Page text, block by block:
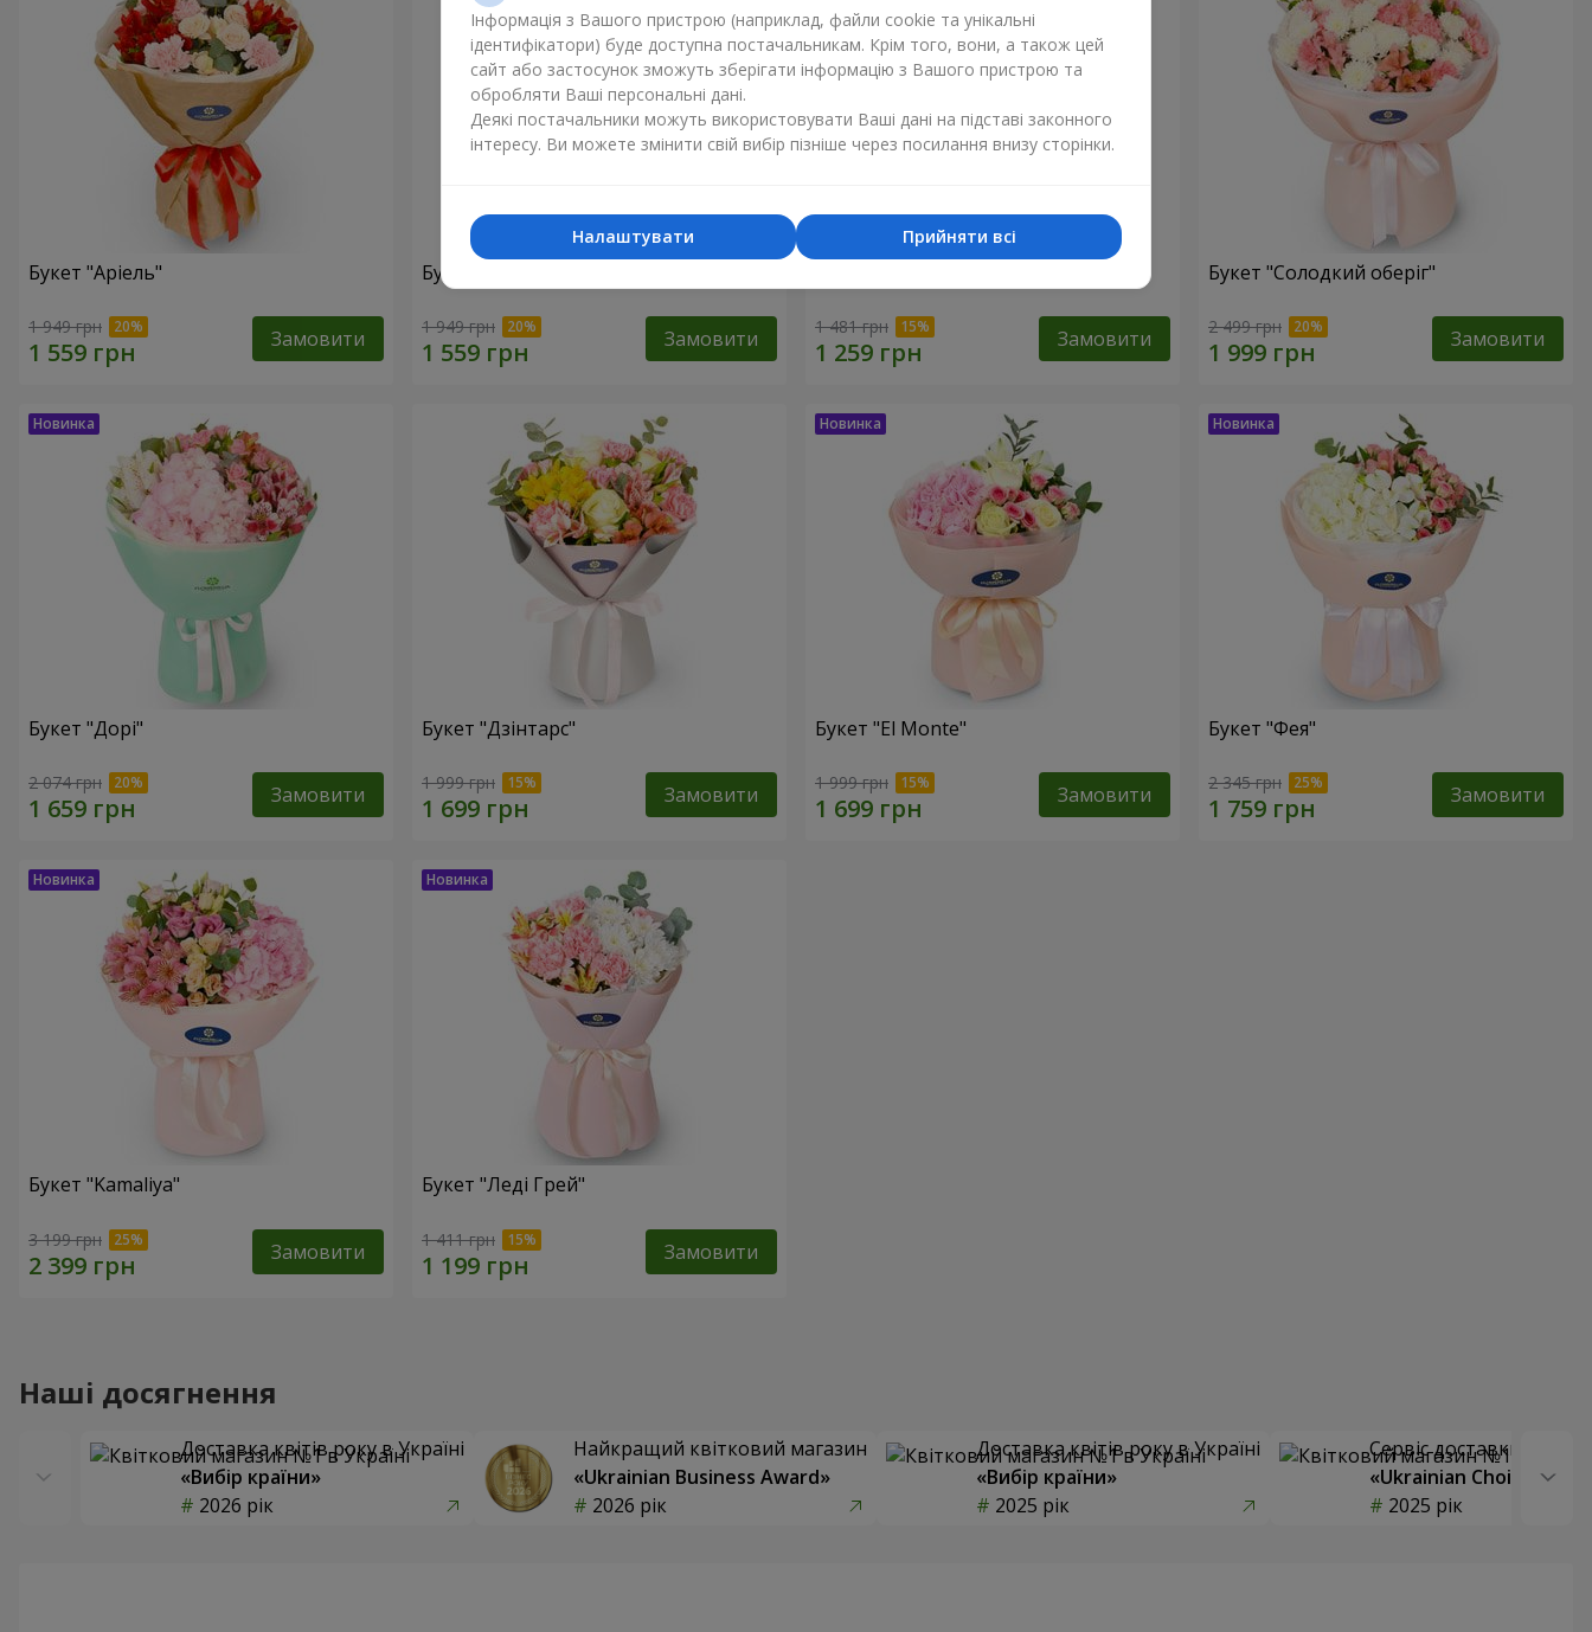
Букет "Аріель"
1 949 грн Замовити
Букет "Світлана"
1 949 грн Замовити 1 481 грн Замовити
Букет "Солодкий оберіг"
2 499 грн Замовити
Букет "Дорі"
2 074 грн Замовити
Букет "Дзінтарс"
1 999 грн Замовити
Букет "El Monte"
1 999 грн Замовити
Букет "Фея"
2 345 грн Замовити
Букет "Kamaliya"
3 199 грн Замовити
Букет "Леді Грей"
1 411 грн Замовити
Наші досягнення
Доставка квітів року в Україні
«Вибір країни»
2026 рік
Найкращий квітковий магазин
«Ukrainian Business Award»
2026 рік
Доставка квітів року в Україні
«Вибір країни»
2025 рік
Сервіс доставки квітів
«Ukrainian Choice»
2025 рік
Інформація з Вашого пристрою (наприклад, файли cookie та унікальні
ідентифікатори) буде доступна постачальникам. Крім того, вони, а також цей
сайт або застосунок зможуть зберігати інформацію з Вашого пристрою та
обробляти Ваші персональні дані.
Деякі постачальники можуть використовувати Ваші дані на підставі законного
інтересу. Ви можете змінити свій вибір пізніше через посилання внизу сторінки.
Прийняти всі
Налаштувати